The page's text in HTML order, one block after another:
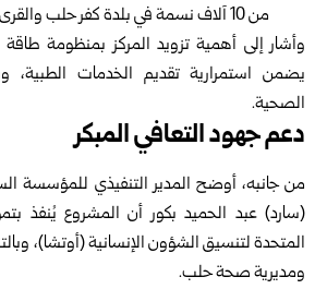
من 10 آلاف نسمة في بلدة كفر حلب والقرى المجاورة.
وأشار إلى أهمية تزويد المركز بمنظومة
يضمن استمرارية تقديم الخدمات الطبية،
الصحية.
دعم جهود التعافي المبكر
من جانبه، أوضح المدير التنفيذي للمؤسسة
(سارد) عبد الحميد بكور أن المشروع يُنفذ
المتحدة لتنسيق الشؤون الإنسانية (أوتشا)،
ومديرية صحة حلب.